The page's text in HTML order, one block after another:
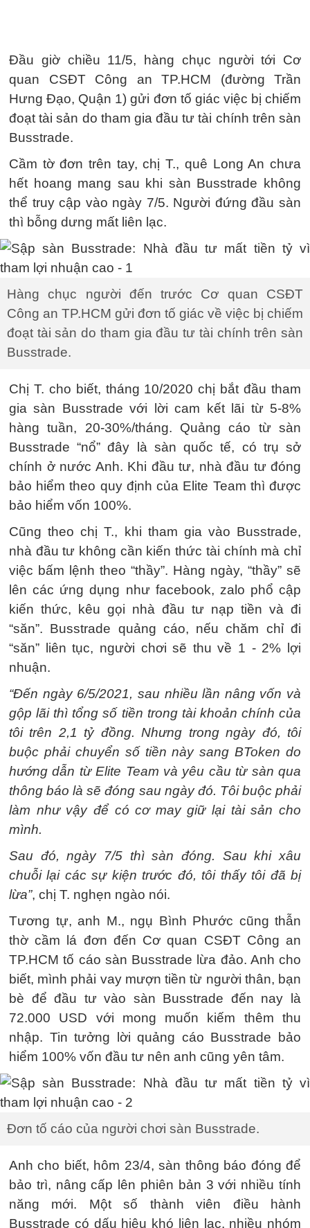
Đầu giờ chiều 11/5, hàng chục người tới Cơ
quan CSĐT Công an TP.HCM (đường Trần
Hưng Đạo, Quận 1) gửi đơn tố giác việc bị chiếm
đoạt tài sản do tham gia đầu tư tài chính trên sàn
Busstrade.
Cầm tờ đơn trên tay, chị T., quê Long An chưa
hết hoang mang sau khi sàn Busstrade không
thể truy cập vào ngày 7/5. Người đứng đầu sàn
thì bỗng dưng mất liên lạc.
Hàng chục người đến trước Cơ quan CSĐT
Công an TP.HCM gửi đơn tố giác về việc bị chiếm
đoạt tài sản do tham gia đầu tư tài chính trên sàn
Busstrade.
Chị T. cho biết, tháng 10/2020 chị bắt đầu tham
gia sàn Busstrade với lời cam kết lãi từ 5-8%
hàng tuần, 20-30%/tháng. Quảng cáo từ sàn
Busstrade “nổ” đây là sàn quốc tế, có trụ sở
chính ở nước Anh. Khi đầu tư, nhà đầu tư đóng
bảo hiểm theo quy định của Elite Team thì được
bảo hiểm vốn 100%.
Cũng theo chị T., khi tham gia vào Busstrade,
nhà đầu tư không cần kiến thức tài chính mà chỉ
việc bấm lệnh theo “thầy”. Hàng ngày, “thầy” sẽ
lên các ứng dụng như facebook, zalo phổ cập
kiến thức, kêu gọi nhà đầu tư nạp tiền và đi
“săn”. Busstrade quảng cáo, nếu chăm chỉ đi
“săn” liên tục, người chơi sẽ thu về 1 - 2% lợi
nhuận.
“Đến ngày 6/5/2021, sau nhiều lần nâng vốn và
gộp lãi thì tổng số tiền trong tài khoản chính của
tôi trên 2,1 tỷ đồng. Nhưng trong ngày đó, tôi
buộc phải chuyển số tiền này sang BToken do
hướng dẫn từ Elite Team và yêu cầu từ sàn qua
thông báo là sẽ đóng sau ngày đó. Tôi buộc phải
làm như vậy để có cơ may giữ lại tài sản cho
mình.
Sau đó, ngày 7/5 thì sàn đóng. Sau khi xâu
chuỗi lại các sự kiện trước đó, tôi thấy tôi đã bị
lừa”, chị T. nghẹn ngào nói.
Tương tự, anh M., ngụ Bình Phước cũng thẫn
thờ cầm lá đơn đến Cơ quan CSĐT Công an
TP.HCM tố cáo sàn Busstrade lừa đảo. Anh cho
biết, mình phải vay mượn tiền từ người thân, bạn
bè để đầu tư vào sàn Busstrade đến nay là
72.000 USD với mong muốn kiếm thêm thu
nhập. Tin tưởng lời quảng cáo Busstrade bảo
hiểm 100% vốn đầu tư nên anh cũng yên tâm.
Đơn tố cáo của người chơi sàn Busstrade.
Anh cho biết, hôm 23/4, sàn thông báo đóng để
bảo trì, nâng cấp lên phiên bản 3 với nhiều tính
năng mới. Một số thành viên điều hành
Busstrade có dấu hiệu khó liên lạc, nhiều nhóm